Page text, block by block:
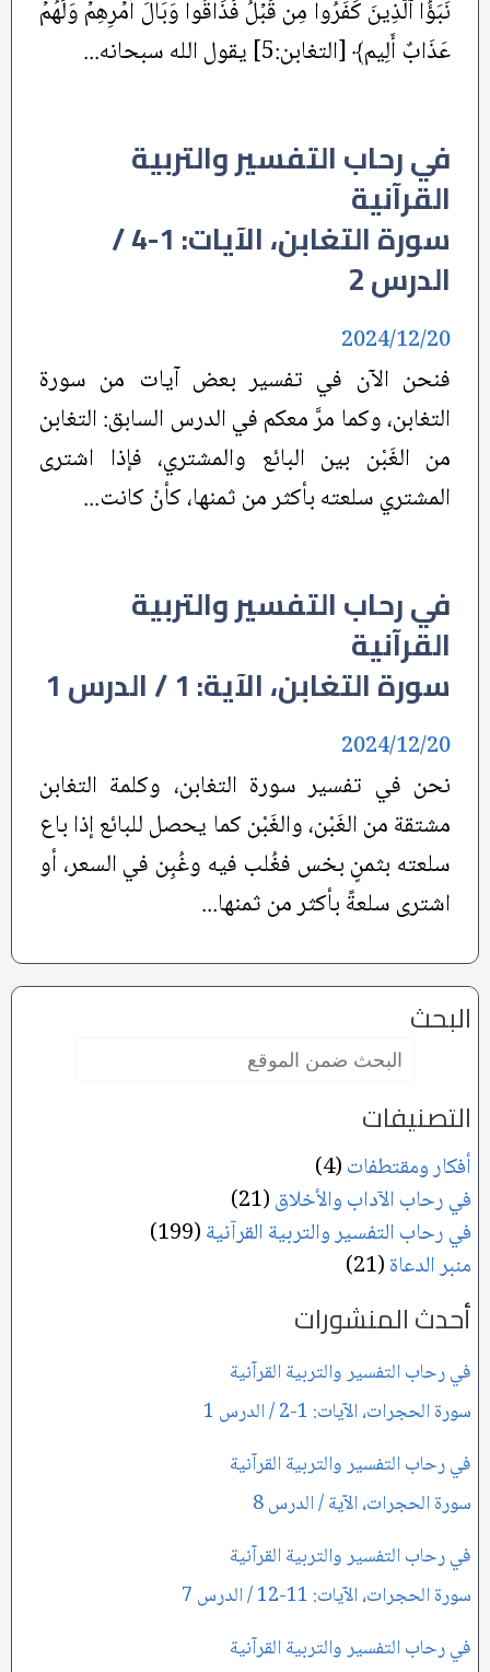
نَبَؤُاْ ٱلَّذِينَ كَفَرُواْ مِن قَبۡلُ فَذَاقُواْ وَبَالَ أَمۡرِهِمۡ وَلَهُمۡ
عَذَابٌ أَلِيم﴾ [التغابن:5] يقول الله سبحانه...
في رحاب التفسير والتربية
القرآنية
سورة التغابن، الآيات: 1-4 /
الدرس 2
فنحن الآن في تفسير بعض آيات من سورة
التغابن، وكما مرَّ معكم في الدرس السابق: التغابن
من الغَبْن بين البائع والمشتري، فإذا اشترى
المشتري سلعته بأكثر من ثمنها، كأنْ كانت...
2024/12/20
في رحاب التفسير والتربية
القرآنية
سورة التغابن، الآية: 1 / الدرس 1
نحن في تفسير سورة التغابن، وكلمة التغابن
مشتقة من الغَبْن، والغَبْن كما يحصل للبائع إذا باع
سلعته بثمنٍ بخس فغُلب فيه وغُبِن في السعر، أو
اشترى سلعةً بأكثر من ثمنها...
2024/12/20
البحث
التصنيفات
أفكار ومقتطفات(4)
في رحاب الآداب والأخلاق(21)
في رحاب التفسير والتربية القرآنية(199)
منبر الدعاة(21)
أحدث المنشورات
في رحاب التفسير والتربية القرآنية
سورة الحجرات، الآيات: 1-2 / الدرس 1
في رحاب التفسير والتربية القرآنية
سورة الحجرات، الآية / الدرس 8
في رحاب التفسير والتربية القرآنية
سورة الحجرات، الآيات: 11-12 / الدرس 7
في رحاب التفسير والتربية القرآنية